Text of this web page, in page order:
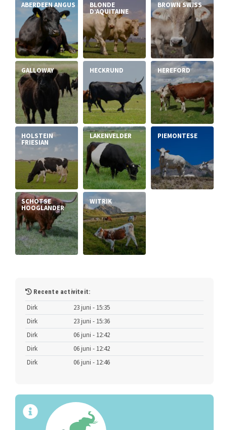
ABERDEEN ANGUS BLONDE
D’AQUITAINE
BROWN SWISS
GALLOWAY HECKRUND HEREFORD
HOLSTEIN
FRIESIAN
LAKENVELDER PIEMONTESE
SCHOTSE
HOOGLANDER
WITRIK
Recente activiteit:
Dirk
23 juni - 15:35
Dirk
23 juni - 15:36
Dirk
06 juni - 12:42
Dirk
06 juni - 12:42
Dirk
06 juni - 12:46